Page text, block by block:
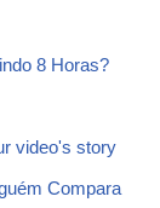
8 Horas?
video's story
Compara